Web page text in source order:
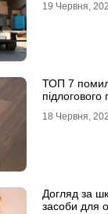
19 Червня,
ТОП 7
підлогового
18 Червня,
Догляд за
засоби для